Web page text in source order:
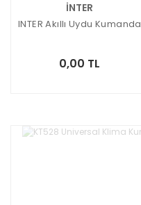
İNTER
INTER Akıllı Uydu Kumanda
0,00 TL